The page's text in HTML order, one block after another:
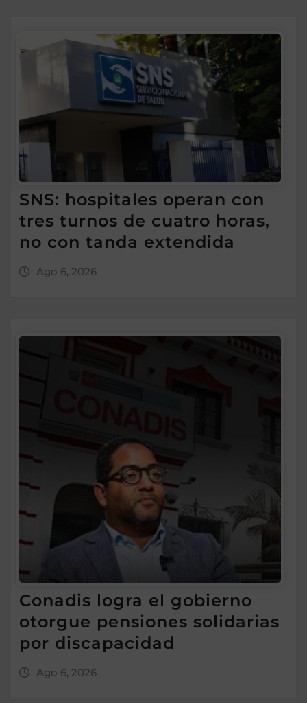
SNS: hospitales operan con
tres turnos de cuatro horas,
no con tanda extendida
Ago 6, 2026
Conadis logra el gobierno
otorgue pensiones solidarias
por discapacidad
Ago 6, 2026